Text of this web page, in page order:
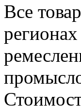
Все